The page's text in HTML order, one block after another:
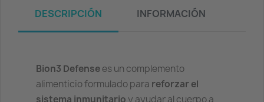
DESCRIPCIÓN INFORMACIÓN
Bion3 Defensees un complemento
alimenticio formulado para reforzar el
sistema inmunitarioy ayudar al cuerpo a